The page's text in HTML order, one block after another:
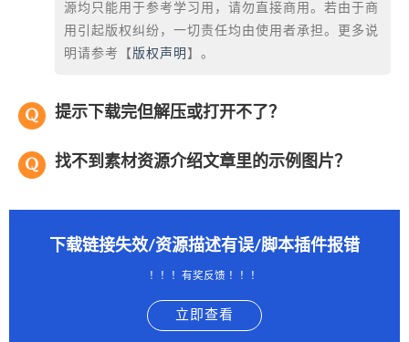
源均只能用于参考学习用，请勿直接商用。若由于商
用引起版权纠纷，一切责任均由使用者承担。更多说
明请参考【 版权声明 】。
提示下载完但解压或打开不了？
找不到素材资源介绍文章里的示例图片？
下载链接失效/资源描述有误/脚本插件报错
！！！有奖反馈 ！！！
立即查看